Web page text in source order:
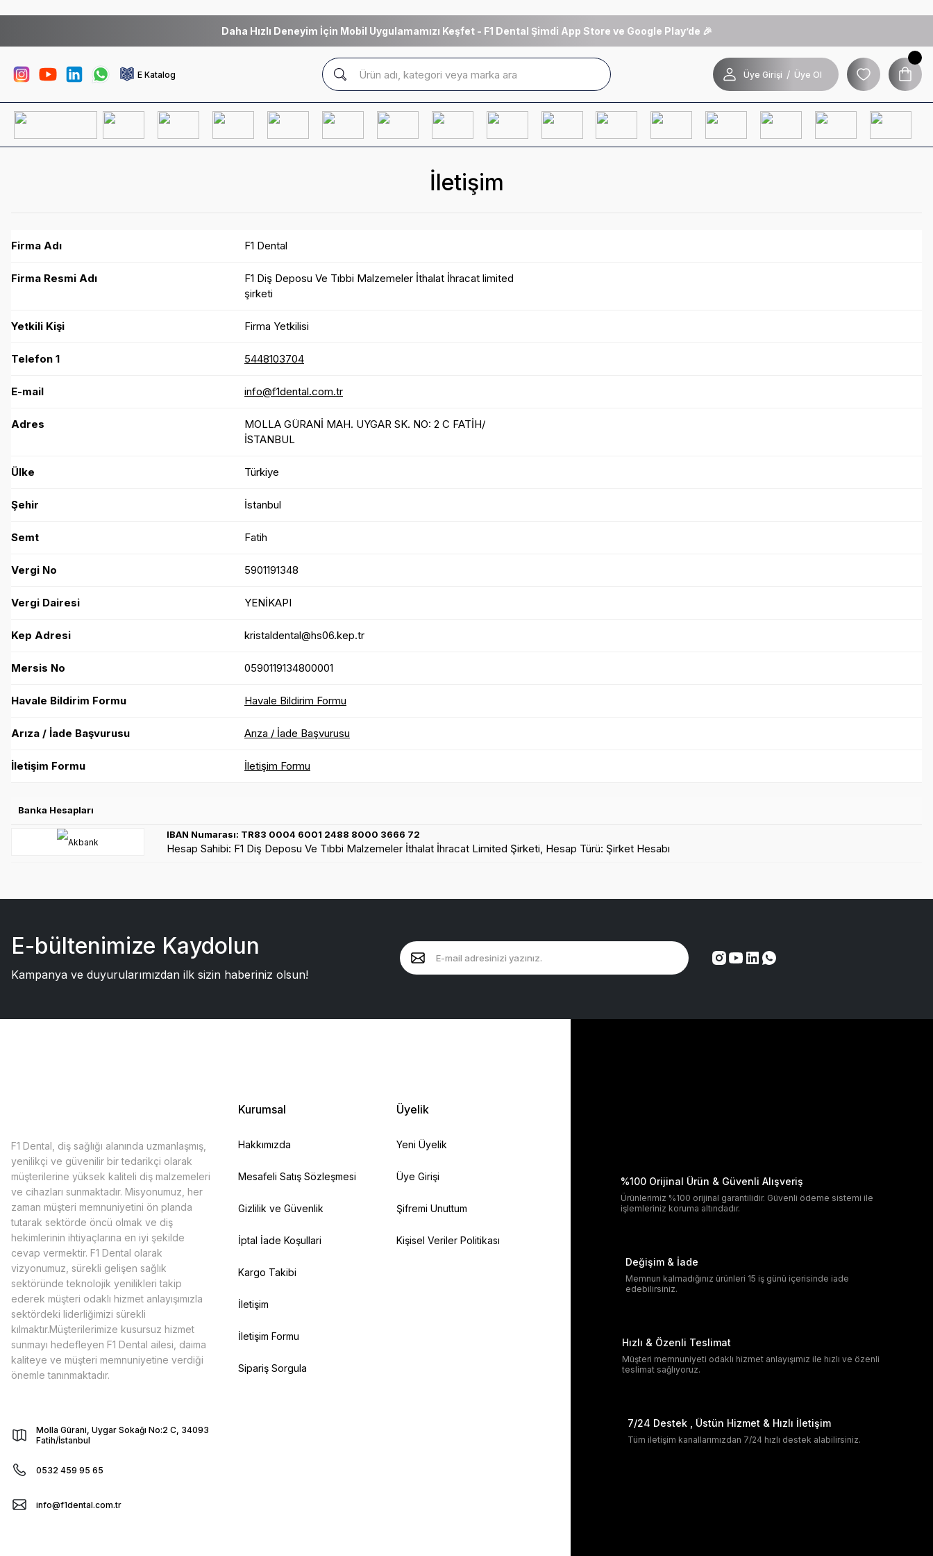
Daha Hızlı Deneyim İçin Mobil Uygulamamızı Keşfet - F1 Dental Şimdi App Store ve Google Play’de 🎉
E Katalog Üye Girişi / Üye Ol
İletişim
Firma Adı F1 Dental
Firma Resmi Adı
F1 Diş Deposu Ve Tıbbi Malzemeler İthalat İhracat limited
şirketi
Yetkili Kişi Firma Yetkilisi
Telefon 1 5448103704
E-mail info@f1dental.com.tr
Adres
MOLLA GÜRANİ MAH. UYGAR SK. NO: 2 C FATİH/
İSTANBUL
Ülke Türkiye
Şehir İstanbul
Semt Fatih
Vergi No 5901191348
Vergi Dairesi YENİKAPI
Kep Adresi kristaldental@hs06.kep.tr
Mersis No 0590119134800001
Havale Bildirim Formu Havale Bildirim Formu
Arıza / İade Başvurusu Arıza / İade Başvurusu
İletişim Formu İletişim Formu
Banka Hesapları
IBAN Numarası: TR83 0004 6001 2488 8000 3666 72
Hesap Sahibi: F1 Diş Deposu Ve Tıbbi Malzemeler İthalat İhracat Limited Şirketi, Hesap Türü: Şirket Hesabı
E-bültenimize Kaydolun
Kampanya ve duyurularımızdan ilk sizin haberiniz olsun!
F1 Dental, diş sağlığı alanında uzmanlaşmış,
yenilikçi ve güvenilir bir tedarikçi olarak
müşterilerine yüksek kaliteli diş malzemeleri
ve cihazları sunmaktadır. Misyonumuz, her
zaman müşteri memnuniyetini ön planda
tutarak sektörde öncü olmak ve diş
hekimlerinin ihtiyaçlarına en iyi şekilde
cevap vermektir. F1 Dental olarak
vizyonumuz, sürekli gelişen sağlık
sektöründe teknolojik yenilikleri takip
ederek müşteri odaklı hizmet anlayışımızla
sektördeki liderliğimizi sürekli
kılmaktır.Müşterilerimize kusursuz hizmet
sunmayı hedefleyen F1 Dental ailesi, daima
kaliteye ve müşteri memnuniyetine verdiği
önemle tanınmaktadır.
Molla Gürani, Uygar Sokağı No:2 C, 34093
Fatih/İstanbul
0532 459 95 65
info@f1dental.com.tr
Kurumsal
Hakkımızda
Mesafeli Satış Sözleşmesi
Gizlilik ve Güvenlik
İptal İade Koşullari
Kargo Takibi
İletişim
İletişim Formu
Sipariş Sorgula
Üyelik
Yeni Üyelik
Üye Girişi
Şifremi Unuttum
Kişisel Veriler Politikası
%100 Orijinal Ürün & Güvenli Alışveriş
Ürünlerimiz %100 orijinal garantilidir. Güvenli ödeme sistemi ile
işlemleriniz koruma altındadır.
Değişim & İade
Memnun kalmadığınız ürünleri 15 iş günü içerisinde iade
edebilirsiniz.
Hızlı & Özenli Teslimat
Müşteri memnuniyeti odaklı hizmet anlayışımız ile hızlı ve özenli
teslimat sağlıyoruz.
7/24 Destek , Üstün Hizmet & Hızlı İletişim
Tüm iletişim kanallarımızdan 7/24 hızlı destek alabilirsiniz.